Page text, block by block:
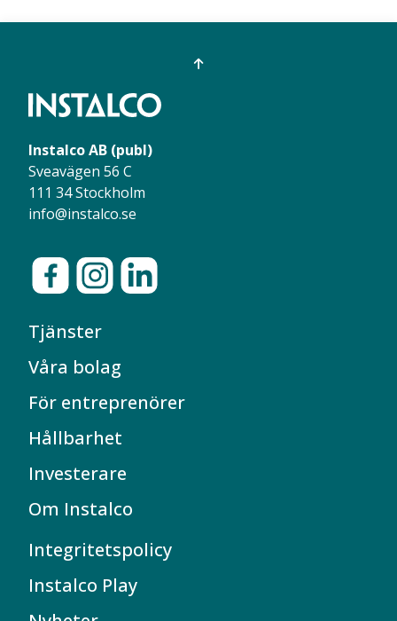
Instalco AB (publ)
Sveavägen 56 C
111 34 Stockholm
info@instalco.se
Tjänster
Våra bolag
För entreprenörer
Hållbarhet
Investerare
Om Instalco
Integritetspolicy
Instalco Play